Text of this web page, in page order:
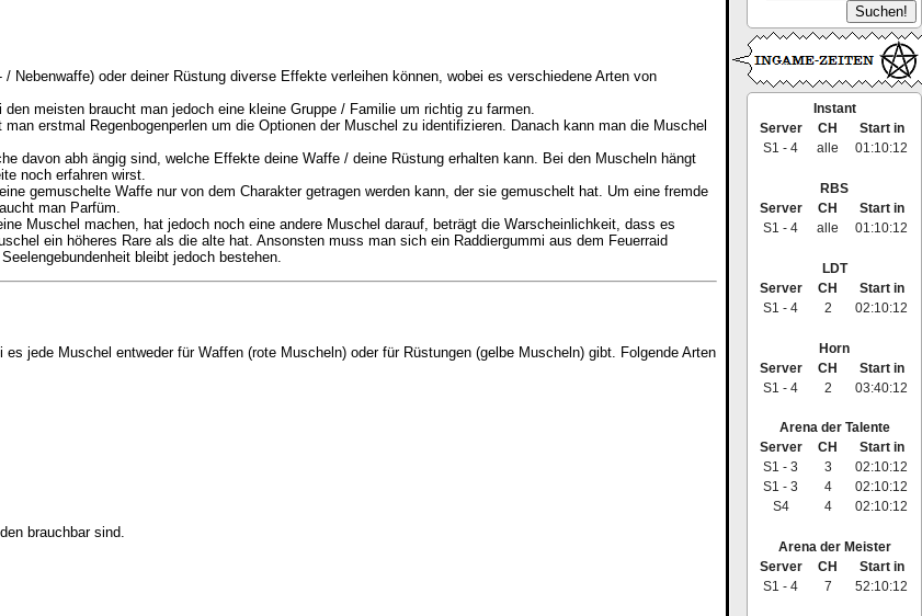
Nebenwaffe) oder deiner Rüstung diverse Effekte verleihen können, wobei es verschiedene Arten von
meisten braucht man jedoch eine kleine Gruppe / Familie um richtig zu farmen.
erstmal Regenbogenperlen um die Optionen der Muschel zu identifizieren. Danach kann man die Muschel
davon abh ängig sind, welche Effekte deine Waffe / deine Rüstung erhalten kann. Bei den Muscheln hängt
noch erfahren wirst.
gemuschelte Waffe nur von dem Charakter getragen werden kann, der sie gemuschelt hat. Um eine fremde
man Parfüm.
Muschel machen, hat jedoch noch eine andere Muschel darauf, beträgt die Warscheinlichkeit, dass es
ein höheres Rare als die alte hat. Ansonsten muss man sich ein Raddiergummi aus dem Feuerraid
bleibt jedoch bestehen.
jede Muschel entweder für Waffen (rote Muscheln) oder für Rüstungen (gelbe Muscheln) gibt. Folgende Arten
brauchbar sind.
Instant
Server
CH
Start in
S1 - 4
alle 01:10:11
RBS
Server
CH
Start in
S1 - 4
alle 01:10:11
LDT
Server
CH
Start in
S1 - 4
2 02:10:11
Horn
Server
CH
Start in
S1 - 4
2 03:40:11
Arena der Talente
Server
CH
Start in
S1 - 3
3
02:10:11
S1 - 3
4
02:10:11
S4
4 02:10:11
Arena der Meister
Server
CH
Start in
S1 - 4
7 52:10:11